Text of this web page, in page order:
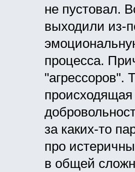
не пустовал.
выходили из-
процесса.
"агрессоров".
за каких-то
про
в общей